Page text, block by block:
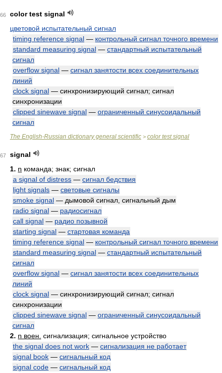
66
color test signal
цветовой испытательный сигнал
timing reference signal — контрольный сигнал точного времени
standard measuring signal — стандартный испытательный
сигнал
overflow signal — сигнал занятости всех соединительных
линий
clock signal — синхронизирующий сигнал; сигнал
синхронизации
clipped sinewave signal — ограниченный синусоидальный
сигнал
The English-Russian dictionary general scientific > color test signal
67
signal
1. n команда; знак; сигнал
a signal of distress — сигнал бедствия
light signals — световые сигналы
smoke signal — дымовой сигнал, сигнальный дым
radio signal — радиосигнал
call signal — радио позывной
starting signal — стартовая команда
timing reference signal — контрольный сигнал точного времени
standard measuring signal — стандартный испытательный
сигнал
overflow signal — сигнал занятости всех соединительных
линий
clock signal — синхронизирующий сигнал; сигнал
синхронизации
clipped sinewave signal — ограниченный синусоидальный
сигнал
2. n воен. сигнализация; сигнальное устройство
the signal does not work — сигнализация не работает
signal book — сигнальный код
signal code — сигнальный код